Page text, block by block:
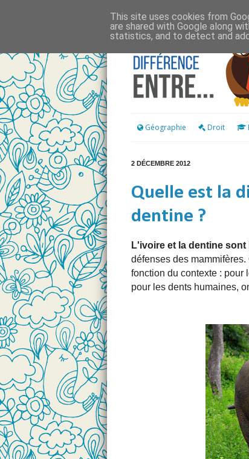
Géographie Droit
2 DÉCEMBRE 2012
Quelle est la
dentine ?
L'ivoire et la dentine sont
défenses des
fonction du contexte : pour
pour les dents humaines,
This site uses cookies from
are shared with Google along
statistics, and to detect and